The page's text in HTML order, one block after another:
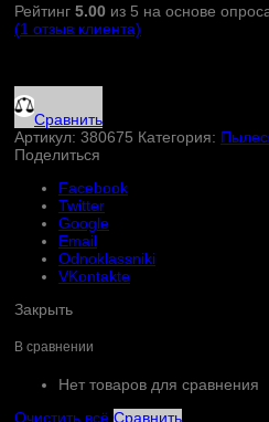
Рейтинг 5.00 из 5 на основе
(1 отзыв клиента)
Сравнить
Артикул: 380675 Категория:
Поделиться
Facebook
Twitter
Google
Email
Odnoklassniki
VKontakte
Закрыть
В сравнении
Нет товаров для сравнения
Очистить всё Сравнить